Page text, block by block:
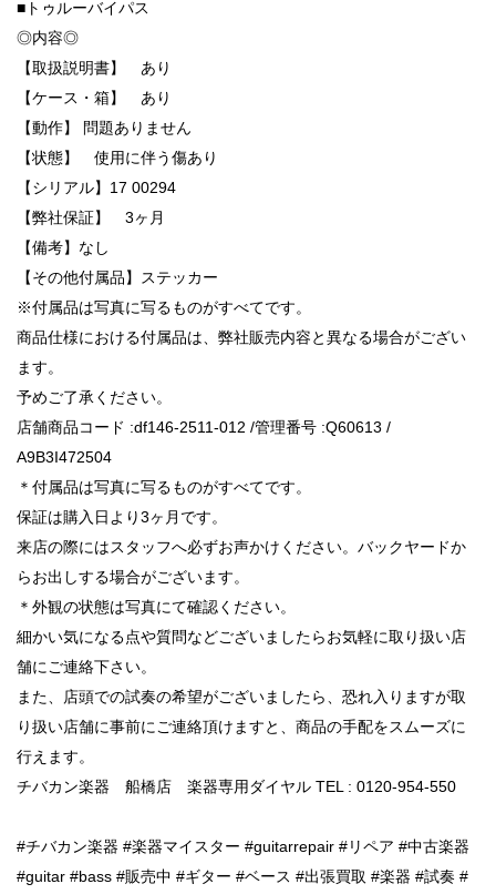
■トゥルーバイパス
◎内容◎
【取扱説明書】 あり
【ケース・箱】 あり
【動作】 問題ありません
【状態】 使用に伴う傷あり
【シリアル】17 00294
【弊社保証】 3ヶ月
【備考】なし
【その他付属品】ステッカー
※付属品は写真に写るものがすべてです。
商品仕様における付属品は、弊社販売内容と異なる場合がござい
ます。
予めご了承ください。
店舗商品コード :df146-2511-012 /管理番号 :Q60613 /
A9B3I472504
＊付属品は写真に写るものがすべてです。
保証は購入日より3ヶ月です。
来店の際にはスタッフへ必ずお声かけください。バックヤードか
らお出しする場合がございます。
＊外観の状態は写真にて確認ください。
細かい気になる点や質問などございましたらお気軽に取り扱い店
舗にご連絡下さい。
また、店頭での試奏の希望がございましたら、恐れ入りますが取
り扱い店舗に事前にご連絡頂けますと、商品の手配をスムーズに
行えます。
チバカン楽器 船橋店 楽器専用ダイヤル TEL : 0120-954-550
#チバカン楽器 #楽器マイスター #guitarrepair #リペア #中古楽器
#guitar #bass #販売中 #ギター #ベース #出張買取 #楽器 #試奏 #